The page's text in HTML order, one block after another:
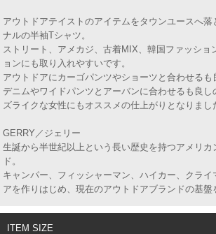
アウトドアテイストのアイテムをタウンユースへ落
ナルの半袖Tシャツ。
ストリート、アメカジ、古着MIX、韓国ファッショ
ョンにも取り入れやすいです。
アウトドアにカーゴパンツやショーツと合わせるも
デニムやワイドパンツとアーバンに合わせるも良し
ズライクな女性にもオススメの仕上がりとなりまし
GERRY／ジェリー
生誕から半世紀以上という長い歴史を持つアメリカ
ド。
キャンパー、フィッシャーマン、ハイカー、クラ
アを作りはじめ、現在のアウトドアブランドの基盤
ITEM SIZE